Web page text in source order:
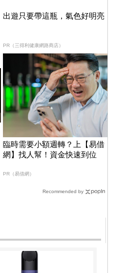
出遊只要帶這瓶，氣色好明亮
PR（三得利健康網路商店）
臨時需要小額週轉？上【易借
網】找人幫！資金快速到位
PR（易借網）
Recommended by